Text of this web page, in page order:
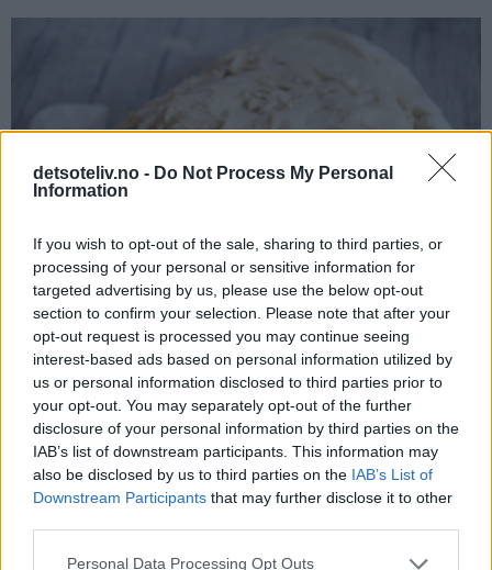
detsoteliv.no - Do Not Process My Personal
Information
If you wish to opt-out of the sale, sharing to third parties, or
processing of your personal or sensitive information for
targeted advertising by us, please use the below opt-out
section to confirm your selection. Please note that after your
opt-out request is processed you may continue seeing
interest-based ads based on personal information utilized by
us or personal information disclosed to third parties prior to
your opt-out. You may separately opt-out of the further
disclosure of your personal information by third parties on the
IAB’s list of downstream participants. This information may
also be disclosed by us to third parties on the IAB’s List of
Downstream Participants that may further disclose it to other
Personal Data Processing Opt Outs
Del deigen i to deler. Ha den ene delen tilbake i bakebollen
og start med å forme kaninboller.